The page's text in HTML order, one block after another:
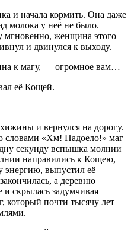
и начала кормить. Она даже
молока у неё не было.
мгновенно, женщина этого
и двинулся к выходу.
к магу, — огромное вам…
её Кощей.
и вернулся на дорогу.
словами «Хм! Надоело!» маг
секунду вспышка молнии
направились к Кощею,
энергию, выпустил её
а деревню
скрылась задумчивая
который почти тысячу лет